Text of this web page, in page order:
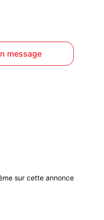
message
sur cette annonce